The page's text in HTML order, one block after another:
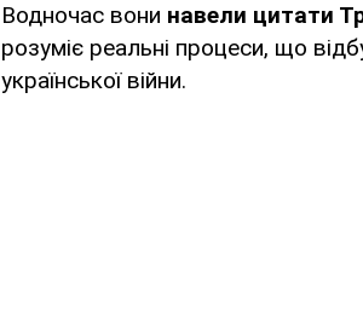
Водночас вони навели цитати
розуміє реальні процеси, що
української війни.